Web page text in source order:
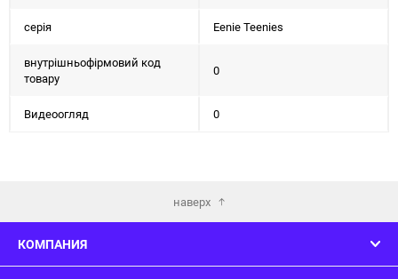
серія Eenie Teenies
внутрішньофірмовий код
товару
0
Видеоогляд 0
наверх
КОМПАНИЯ